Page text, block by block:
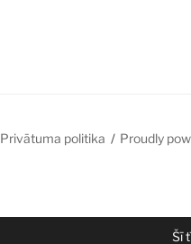
Privātuma politika Proudly
Šī